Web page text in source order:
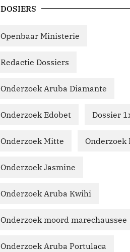
DOSIERS
Openbaar Ministerie
Redactie Dossiers
Onderzoek Aruba Diamante
Onderzoek Edobet Dossier
Onderzoek Mitte Onderzoek
Onderzoek Jasmine
Onderzoek Aruba Kwihi
Onderzoek moord marechaussee
Onderzoek Aruba Portulaca